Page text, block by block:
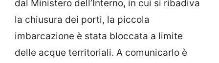
dal Ministero dell’Interno, in cui si ribadiva
la chiusura dei porti, la piccola
imbarcazione è stata bloccata a limite
delle acque territoriali. A comunicarlo è